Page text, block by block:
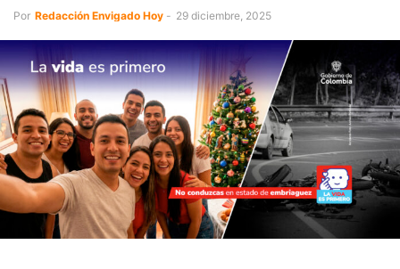
Por Redacción Envigado Hoy - 29 diciembre, 2025